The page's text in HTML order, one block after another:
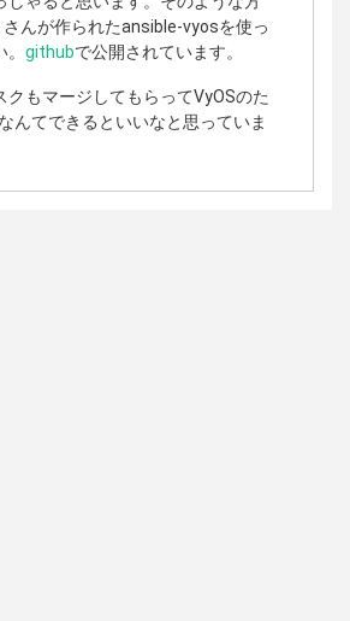
んが作られたansible-vyosを使っ
githubで公開されています。
クもマージしてもらってVyOSのた
んてできるといいなと思っていま